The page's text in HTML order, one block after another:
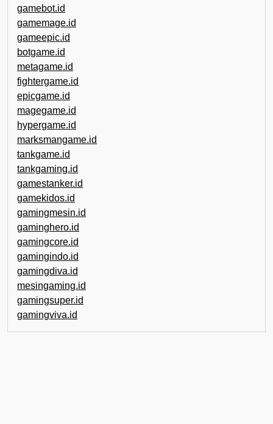
gamebot.id
gamemage.id
gameepic.id
botgame.id
metagame.id
fightergame.id
epicgame.id
magegame.id
hypergame.id
marksmangame.id
tankgame.id
tankgaming.id
gamestanker.id
gamekidos.id
gamingmesin.id
gaminghero.id
gamingcore.id
gamingindo.id
gamingdiva.id
mesingaming.id
gamingsuper.id
gamingviva.id